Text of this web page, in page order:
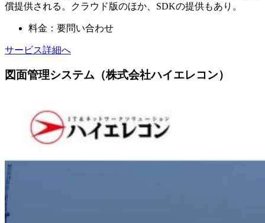
償提供される。クラウド版のほか、SDKの提供もあり。
料金：要問い合わせ
サービス詳細へ
図面管理システム（株式会社ハイエレコン）